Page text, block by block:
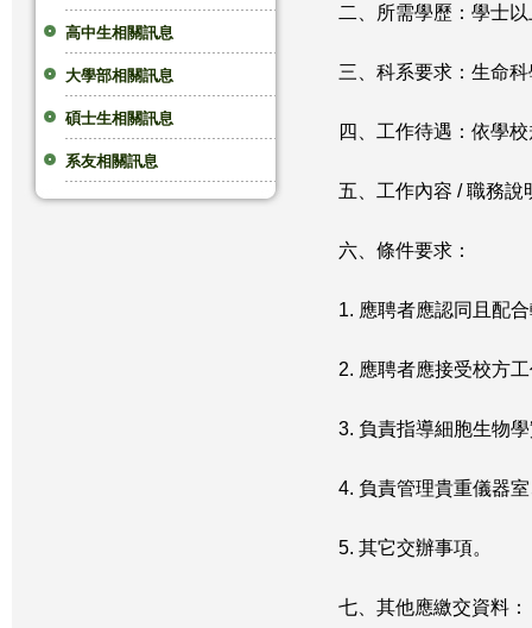
高中生相關訊息
大學部相關訊息
碩士生相關訊息
系友相關訊息
二、所需學歷：學士
三、科系要求：生命
四、工作待遇：依學
五、工作內容 / 職務
六、條件要求：
1. 應聘者應認同且配
2. 應聘者應接受校方
3. 負責指導細胞生物
4. 負責管理貴重儀器
5. 其它交辦事項。
七、其他應繳交資料：